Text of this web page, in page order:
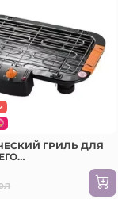
ГРИЛЬ ДЛЯ